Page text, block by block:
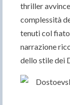
thriller
complessità
tenuti col fiato
narrazione
dello stile dei